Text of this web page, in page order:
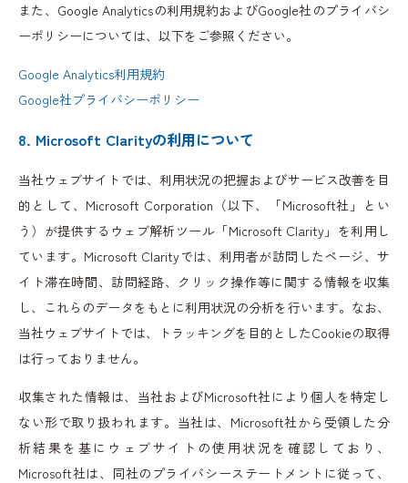
また、Google Analyticsの利用規約およびGoogle社のプライバシ
ーポリシーについては、以下をご参照ください。
Google Analytics利用規約
Google社プライバシーポリシー
8. Microsoft Clarityの利用について
当社ウェブサイトでは、利用状況の把握およびサービス改善を目
的として、Microsoft Corporation（以下、「Microsoft社」とい
う）が提供するウェブ解析ツール「Microsoft Clarity」を利用し
ています。Microsoft Clarityでは、利用者が訪問したページ、サ
イト滞在時間、訪問経路、クリック操作等に関する情報を収集
し、これらのデータをもとに利用状況の分析を行います。なお、
当社ウェブサイトでは、トラッキングを目的としたCookieの取得
は行っておりません。
収集された情報は、当社およびMicrosoft社により個人を特定し
ない形で取り扱われます。当社は、Microsoft社から受領した分
析結果を基にウェブサイトの使用状況を確認しており、
Microsoft社は、同社のプライバシーステートメントに従って、